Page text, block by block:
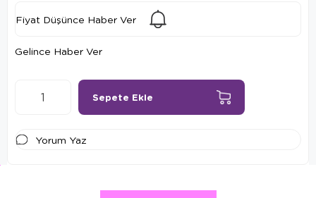
Fiyat Düşünce Haber Ver
Gelince Haber Ver
Yorum Yaz